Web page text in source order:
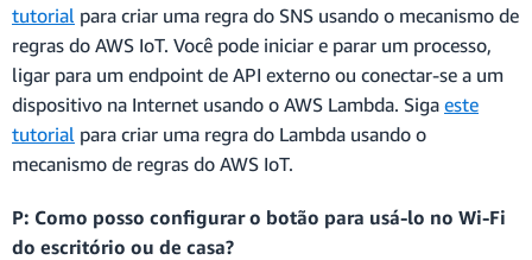
tutorial para criar uma regra do SNS usando o mecanismo de
regras do AWS IoT. Você pode iniciar e parar um processo,
ligar para um endpoint de API externo ou conectar-se a um
dispositivo na Internet usando o AWS Lambda. Siga este
tutorial para criar uma regra do Lambda usando o
mecanismo de regras do AWS IoT.
P: Como posso configurar o botão para usá-lo no Wi-Fi
do escritório ou de casa?